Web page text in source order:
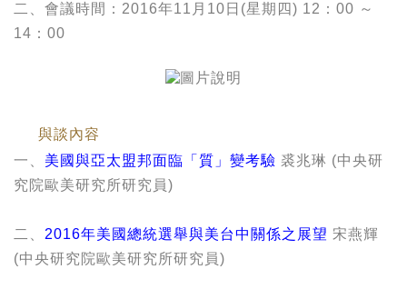
二、會議時間：2016年11月10日(星期四) 12：00 ～
14：00
與談內容
一、 美國與亞太盟邦面臨「質」變考驗 裘兆琳 (中央研
究院歐美研究所研究員)
二、 2016年美國總統選舉與美台中關係之展望 宋燕輝
(中央研究院歐美研究所研究員)